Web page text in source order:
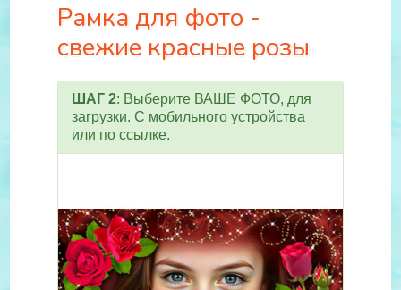
Рамка для фото -
свежие красные розы
ШАГ 2: Выберите ВАШЕ ФОТО, для
загрузки. С мобильного устройства
или по ссылке.